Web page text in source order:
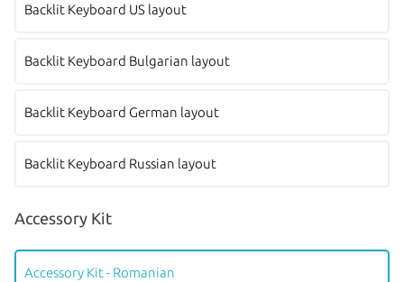
Backlit Keyboard US layout
Backlit Keyboard Bulgarian layout
Backlit Keyboard German layout
Backlit Keyboard Russian layout
Accessory Kit
Accessory Kit - Romanian